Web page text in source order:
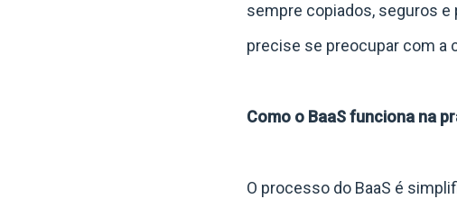
sempre copiados, seguros
precise se preocupar com a
Como o BaaS funciona na
O processo do BaaS é